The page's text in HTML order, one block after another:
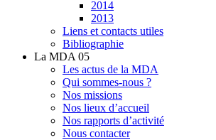
2014
2013
Liens et contacts utiles
Bibliographie
La MDA 05
Les actus de la MDA
Qui sommes-nous ?
Nos missions
Nos lieux d’accueil
Nos rapports d’activité
Nous contacter